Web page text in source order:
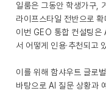
일룸은 그동안 학생가구,
라이프스타일 전반으로
이번 GEO 통합 컨설팅은
서 어떻게 인용·추천되고
이를 위해 함샤우트 글로
바탕으로 AI 질문 상황과